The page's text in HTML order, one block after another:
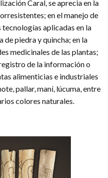
Caral, se aprecia en la
en el manejo de
tecnologías aplicadas en la
piedra y quincha; en la
medicinales de las plantas;
de la información o
alimenticias e industriales
pallar, maní, lúcuma, entre
colores naturales.